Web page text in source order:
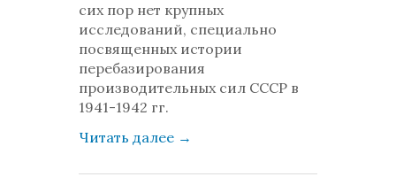
сих пор нет крупных
исследований, специально
посвященных истории
перебазирования
производительных сил СССР в
1941-1942 гг.
Читать далее →